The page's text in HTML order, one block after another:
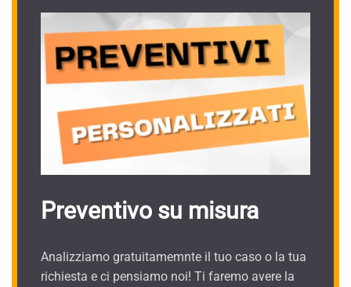
Preventivo su misura
Analizziamo gratuitamemnte il tuo caso o la tua
richiesta e ci pensiamo noi! Ti faremo avere la